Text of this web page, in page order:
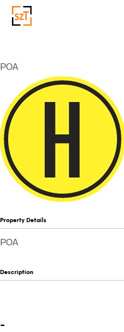
POA
Property Details
POA
Description
-